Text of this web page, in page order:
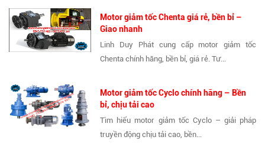
Motor giảm tốc Chenta giá rẻ, bền bỉ –
Giao nhanh
Linh Duy Phát cung cấp motor giảm tốc
Chenta chính hãng, bền bỉ, giá rẻ. Tư...
Motor giảm tốc Cyclo chính hãng – Bền
bỉ, chịu tải cao
Tìm hiểu motor giảm tốc Cyclo – giải pháp
truyền động chịu tải cao, bền...